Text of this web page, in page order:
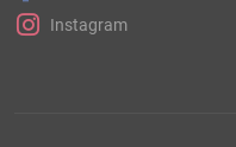
Instagram